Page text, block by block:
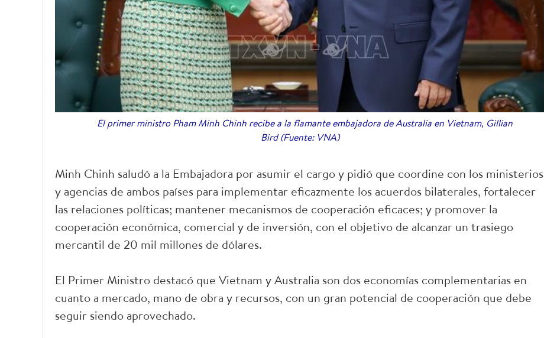
El primer ministro Pham Minh Chinh recibe a la flamante embajadora de Australia en Vietnam, Gillian
Bird (Fuente: VNA)
Minh Chinh saludó a la Embajadora por asumir el cargo y pidió que coordine con los ministerios
y agencias de ambos países para implementar eficazmente los acuerdos bilaterales, fortalecer
las relaciones políticas; mantener mecanismos de cooperación eficaces; y promover la
cooperación económica, comercial y de inversión, con el objetivo de alcanzar un trasiego
mercantil de 20 mil millones de dólares.
El Primer Ministro destacó que Vietnam y Australia son dos economías complementarias en
cuanto a mercado, mano de obra y recursos, con un gran potencial de cooperación que debe
seguir siendo aprovechado.